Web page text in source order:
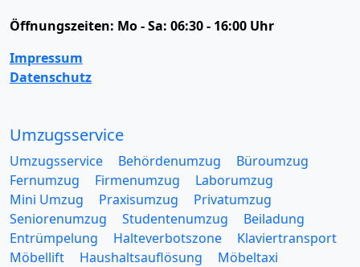
Öffnungszeiten: Mo - Sa: 06:30 - 16:00 Uhr
Impressum
Datenschutz
Umzugsservice
Umzugsservice Behördenumzug
Büroumzug
Fernumzug
Firmenumzug
Laborumzug
Mini Umzug
Praxisumzug
Privatumzug
Seniorenumzug
Studentenumzug
Beiladung
Entrümpelung
Halteverbotszone
Klaviertransport
Möbellift
Haushaltsauflösung
Möbeltaxi